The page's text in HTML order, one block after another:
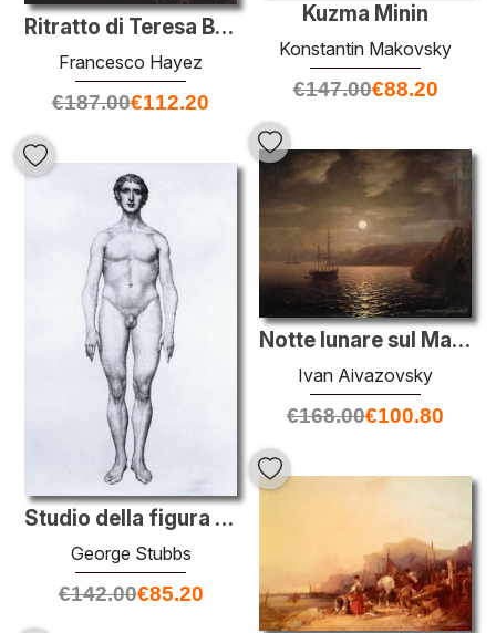
Ritratto di Teresa Borri
Francesco Hayez
€187.00€112.20
Kuzma Minin
Konstantin Makovsky
€147.00€88.20
Notte lunare sul Mar Nero
Ivan Aivazovsky
€168.00€100.80
Studio della figura umana, vista anteriore, da 'A anatomica Espo
George Stubbs
€142.00€85.20